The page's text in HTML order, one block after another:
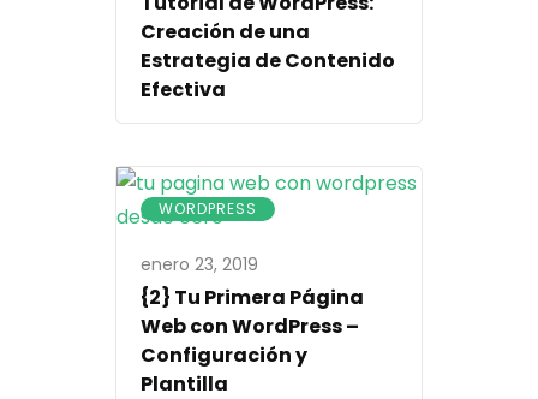
Creación de una
Estrategia de Contenido
Efectiva
WORDPRESS
enero 23, 2019
{2} Tu Primera Página
Web con WordPress –
Configuración y
Plantilla